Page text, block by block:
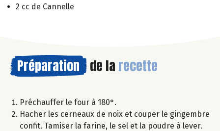
2 cc de Cannelle
Préparation de la recette
Préchauffer le four à 180°.
Hacher les cerneaux de noix et couper le gingembre
confit. Tamiser la farine, le sel et la poudre à lever.